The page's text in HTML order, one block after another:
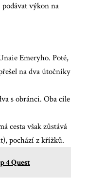
výkon na
Emeryho. Poté,
na dva útočníky
s obránci. Oba cíle
cesta však zůstává
pochází z křížků.
4 Quest